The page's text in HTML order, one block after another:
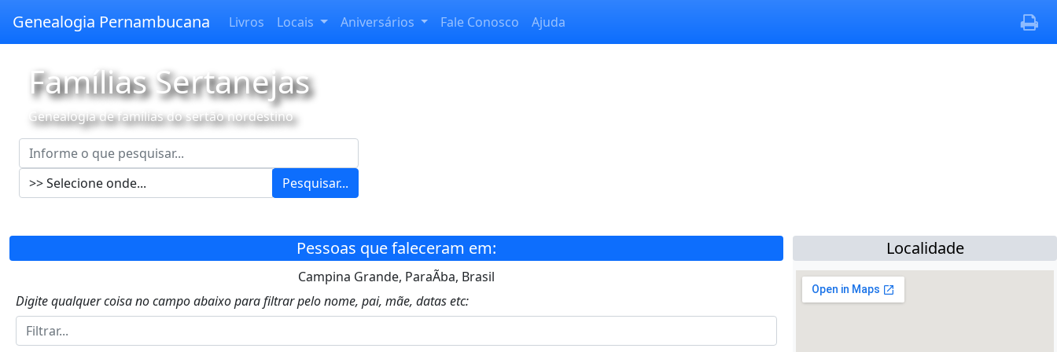
Genealogia Pernambucana Livros Locais Aniversários Fale Conosco Ajuda
Famílias Sertanejas
Genealogia de famílias do sertão nordestino
Pesquisar...
Pessoas que faleceram em:
Campina Grande, ParaÃ­ba, Brasil
Digite qualquer coisa no campo abaixo para filtrar pelo nome, pai, mãe, datas etc:
Localidade